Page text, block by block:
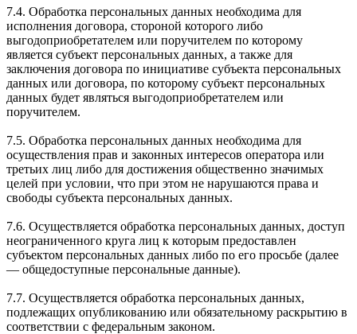
7.4. Обработка персональных данных необходима для
исполнения договора, стороной которого либо
выгодоприобретателем или поручителем по которому
является субъект персональных данных, а также для
заключения договора по инициативе субъекта персональных
данных или договора, по которому субъект персональных
данных будет являться выгодоприобретателем или
поручителем.
7.5. Обработка персональных данных необходима для
осуществления прав и законных интересов оператора или
третьих лиц либо для достижения общественно значимых
целей при условии, что при этом не нарушаются права и
свободы субъекта персональных данных.
7.6. Осуществляется обработка персональных данных, доступ
неограниченного круга лиц к которым предоставлен
субъектом персональных данных либо по его просьбе (далее
— общедоступные персональные данные).
7.7. Осуществляется обработка персональных данных,
подлежащих опубликованию или обязательному раскрытию в
соответствии с федеральным законом.